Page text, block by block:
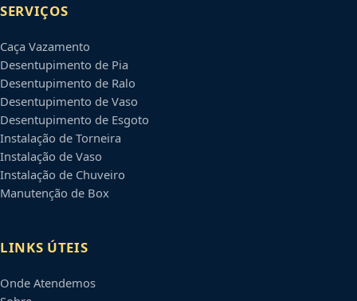
SERVIÇOS
Caça Vazamento
Desentupimento de Pia
Desentupimento de Ralo
Desentupimento de Vaso
Desentupimento de Esgoto
Instalação de Torneira
Instalação de Vaso
Instalação de Chuveiro
Manutenção de Box
LINKS ÚTEIS
Onde Atendemos